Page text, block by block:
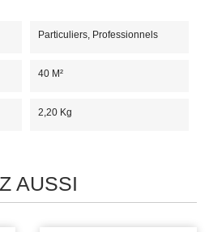
Particuliers, Professionnels
40 M²
2,20 Kg
AUSSI